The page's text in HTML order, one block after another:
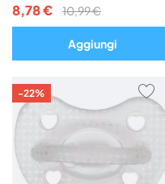
8,78 € 10,99 €
Aggiungi
-22%